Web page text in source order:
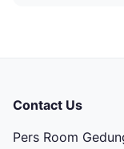
Contact Us
Pers Room